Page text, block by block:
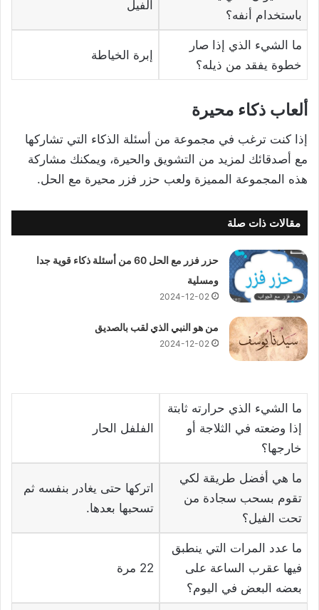
باستخدام أنفه؟
الفيل
ما الشيء الذي إذا صار
خطوة يفقد من ذيله؟
إبرة الخياطة
ألعاب ذكاء محيرة
إذا كنت ترغب في مجموعة من أسئلة الذكاء التي تشاركها
مع أصدقائك لمزيد من التشويق والحيرة، ويمكنك مشاركة
هذه المجموعة المميزة ولعب حزر فزر محيرة مع الحل.
مقالات ذات صلة
حزر فزر مع الحل 60 من أسئلة ذكاء قوية جدا
ومسلية
2024-12-02
من هو النبي الذي لقب بالصديق
2024-12-02
ما الشيء الذي حرارته ثابتة
إذا وضعته في الثلاجة أو
خارجها؟
الفلفل الحار
ما هي أفضل طريقة لكي
تقوم بسحب سجادة من
تحت الفيل؟
اتركها حتى يغادر بنفسه ثم
تسحبها بعدها.
ما عدد المرات التي ينطبق
فيها عقرب الساعة على
بعضه البعض في اليوم؟
22 مرة